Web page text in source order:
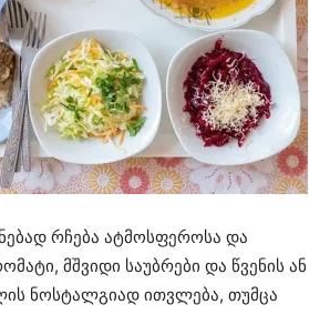
რჩება ატმოსფეროსა და
მშვიდი საუბრები და წვენის ან
ნოსტალგიად ითვლება, თუმცა